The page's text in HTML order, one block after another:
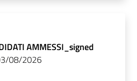
AMMESSI_signed
08/2026